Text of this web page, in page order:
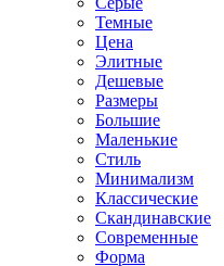
Темные
Цена
Элитные
Дешевые
Размеры
Большие
Маленькие
Стиль
Минимализм
Классические
Скандинавские
Современные
Форма